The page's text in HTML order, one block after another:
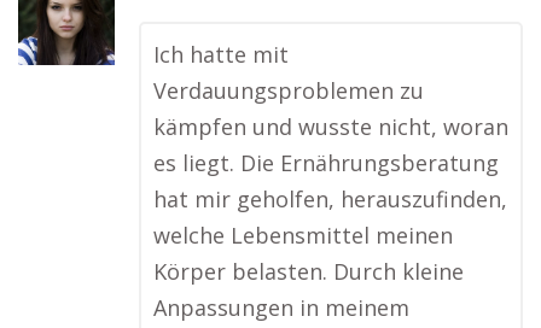
Ich hatte mit
Verdauungsproblemen zu
kämpfen und wusste nicht, woran
es liegt. Die Ernährungsberatung
hat mir geholfen, herauszufinden,
welche Lebensmittel meinen
Körper belasten. Durch kleine
Anpassungen in meinem